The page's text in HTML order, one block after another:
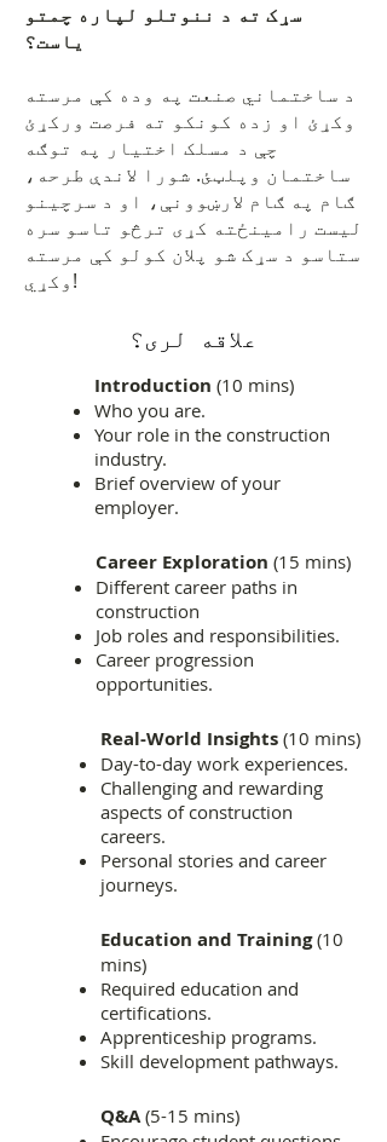
سړک ته د ننوتلو لپاره چمتو
یاست؟
د ساختماني صنعت په وده کې مرسته
وکړئ او زده کونکو ته فرصت ورکړئ
چې د مسلک اختیار په توګه
ساختمان وپلټئ. شورا لاندې طرحه،
ګام په ګام لارښوونې، او د سرچینو
لیست رامینځته کړی ترڅو تاسو سره
ستاسو د سړک شو پلان کولو کې مرسته
وکړي!
علاقه لری؟
Introduction (10 mins)
Who you are.
Your role in the construction
industry.
Brief overview of your
employer.
Career Exploration (15 mins)
Different career paths in
construction
Job roles and responsibilities.
Career progression
opportunities.
Real-World Insights (10 mins)
Day-to-day work experiences.
Challenging and rewarding
aspects of construction
careers.
Personal stories and career
journeys.
Education and Training(10
mins)
Required education and
certifications.
Apprenticeship programs.
Skill development pathways.
Q&A(5-15 mins)